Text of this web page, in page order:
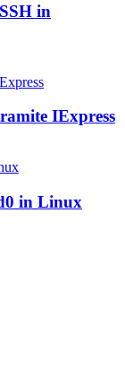
in
IExpress
in Linux